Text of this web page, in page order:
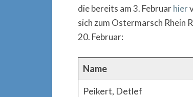
die bereits am 3. Februarhier
sich zum Ostermarsch Rhein
20. Februar:
Name
Peikert, Detlef